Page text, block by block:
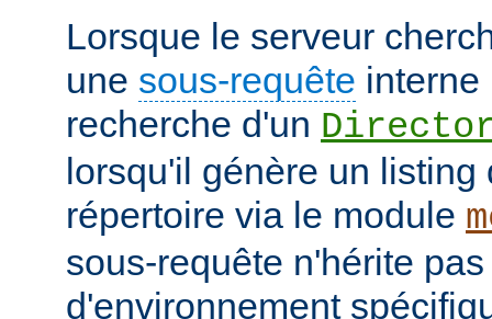
Lorsque le serveur
une sous-requête interne
recherche d'un
lorsqu'il génère un
répertoire via le module
sous-requête n'hérite
d'environnement